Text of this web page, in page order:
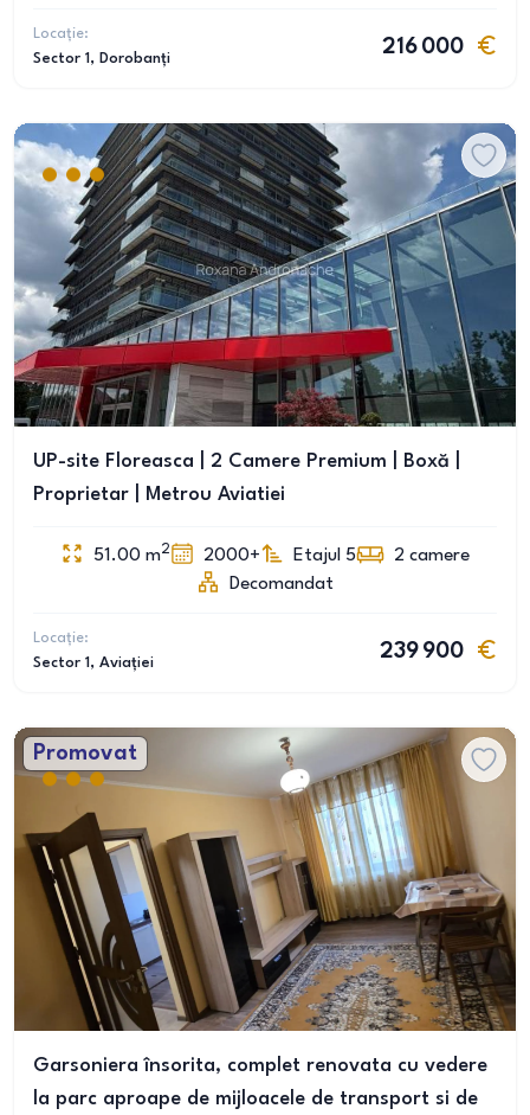
Locație:
Sector 1 , Dorobanți
216 000
UP-site Floreasca | 2 Camere Premium | Boxă |
Proprietar | Metrou Aviatiei
51.00 m2 2000+ Etajul 5 2 camere
Decomandat
Locație:
Sector 1 , Aviației
239 900
Promovat
Garsoniera însorita, complet renovata cu vedere
la parc aproape de mijloacele de transport si de